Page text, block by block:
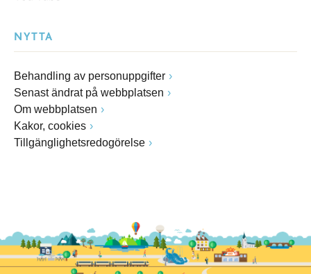
NYTTA
Behandling av personuppgifter
Senast ändrat på webbplatsen
Om webbplatsen
Kakor, cookies
Tillgänglighetsredogörelse